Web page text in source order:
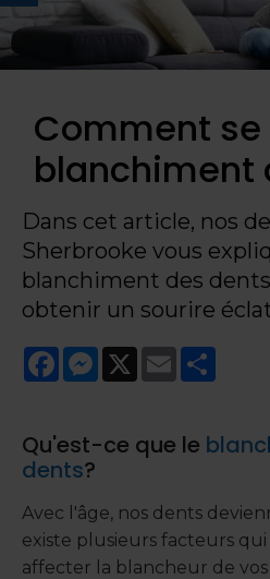
Comment se
blanchiment
Dans cet article, nos
Sherbrooke vous
blanchiment des
obtenir un sourire
FacebookMessenger
X Email
Qu'est-ce que le
dents?
Avec l'âge, nos dents
existe plusieurs facteurs
affecter la blancheur de